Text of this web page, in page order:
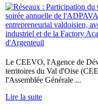
Le CEEVO, l'Agence de
territoires du Val d'Oise
l'Assemblée Générale ...
Lire la suite